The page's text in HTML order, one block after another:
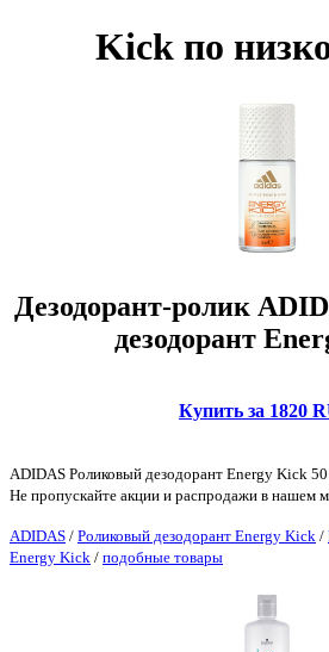
Kick по
Дезодорант-ролик
дезодорант
Купить за 1820
ADIDAS Роликовый дезодорант Energy Kick
Не пропускайте акции и распродажи в нашем
ADIDAS / Роликовый дезодорант Energy Kick /
Energy Kick / подобные товары